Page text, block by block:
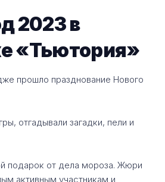
2023 в
«Тьютория»
прошло празднование Нового
отгадывали загадки, пели и
подарок от дела мороза. Жюри
активным участникам и